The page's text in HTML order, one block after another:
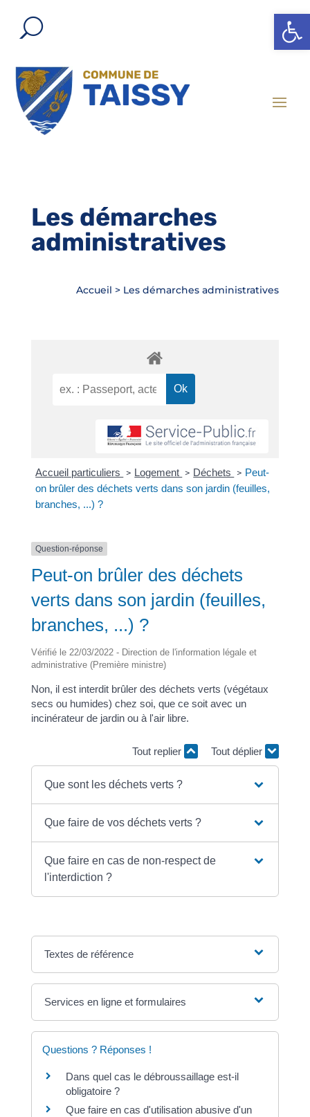
Ouvrir
Les démarches
administratives
Accueil > Les démarches administratives
Accueil particuliers > Logement > Déchets > Peut-
on brûler des déchets verts dans son jardin (feuilles,
branches, ...) ?
Question-réponse
Peut-on brûler des déchets
verts dans son jardin (feuilles,
branches, ...) ?
Vérifié le 22/03/2022 - Direction de l'information légale et
administrative (Première ministre)
Non, il est interdit brûler des déchets verts (végétaux
secs ou humides) chez soi, que ce soit avec un
incinérateur de jardin ou à l'air libre.
Tout replier Tout déplier
Que sont les déchets verts ?
Que faire de vos déchets verts ?
Que faire en cas de non-respect de
l'interdiction ?
Textes de référence
Services en ligne et formulaires
Questions ? Réponses !
Dans quel cas le débroussaillage est-il
obligatoire ?
Que faire en cas d'utilisation abusive d'un